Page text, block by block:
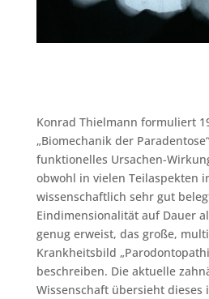
Konrad Thielmann formuliert
„Biomechanik der
funktionelles Ursachen-
obwohl in vielen Teilaspekten
wissenschaftlich sehr gut
Eindimensionalität auf Dauer
genug erweist, das große,
Krankheitsbild
beschreiben. Die aktuelle
Wissenschaft übersieht dieses